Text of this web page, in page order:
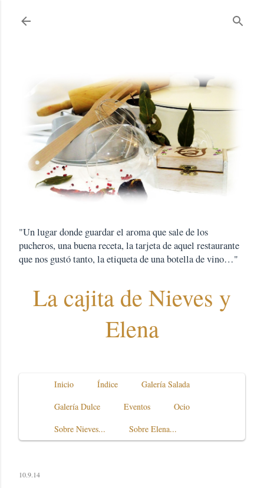
"Un lugar donde guardar el aroma que sale de los
pucheros, una buena receta, la tarjeta de aquel restaurante
que nos gustó tanto, la etiqueta de una botella de vino…"
La cajita de Nieves y
Elena
Inicio Índice
Galería Salada
Galería Dulce
Eventos
Ocio
Sobre Nieves...
Sobre Elena...
10.9.14